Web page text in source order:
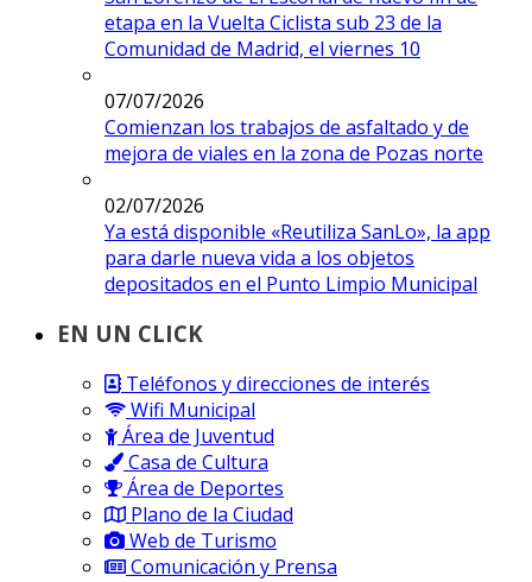
etapa en la Vuelta Ciclista sub 23 de la
Comunidad de Madrid, el viernes 10
07/07/2026
Comienzan los trabajos de asfaltado y de
mejora de viales en la zona de Pozas norte
02/07/2026
Ya está disponible «Reutiliza SanLo», la app
para darle nueva vida a los objetos
depositados en el Punto Limpio Municipal
EN UN CLICK
Teléfonos y direcciones de interés
Wifi Municipal
Área de Juventud
Casa de Cultura
Área de Deportes
Plano de la Ciudad
Web de Turismo
Comunicación y Prensa